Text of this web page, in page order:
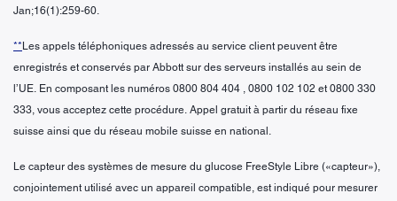
Jan;16(1):259-60.
** Les appels téléphoniques adressés au service client peuvent être
enregistrés et conservés par Abbott sur des serveurs installés au sein de
l’UE. En composant les numéros 0800 804 404 , 0800 102 102 et 0800 330
333, vous acceptez cette procédure. Appel gratuit à partir du réseau fixe
suisse ainsi que du réseau mobile suisse en national.
Le capteur des systèmes de mesure du glucose FreeStyle Libre («capteur»),
conjointement utilisé avec un appareil compatible, est indiqué pour mesurer